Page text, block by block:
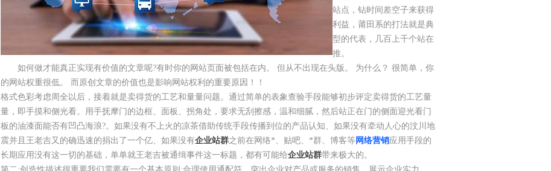
站点，钻时间差空子来获得
利益，莆田系的打法就是典
型的代表，几百上千个站在
推。
如何做才能真正实现有价值的文章呢?有时你的网站页面被包括在内。 但从不出现在头版。 为什么？ 很简单，你
的网站权重很低。 而原创文章的价值也是影响网站权利的重要原因！！
格式色彩考虑周全以后，接着就是卖得货的工艺和量量问题。通过简单的表象查验手段能够初步评定卖得货的工艺量
量，即手摸和侧光看。用手抚摩门的边框、面板、拐角处，要求无刮擦感，温和细腻，然后站正在门的侧面迎光看门
板的油漆面能否有凹凸海浪?。如果没有不上火的凉茶借助传统手段传播到位的产品认知、如果没有牵动人心的汶川地
震并且王老吉又的确迅速的捐出了一个亿、如果没有企业站群之前在网络*、贴吧、*群、博客等网络营销应用手段的
长期应用没有这一切的基础，单单就王老吉被通缉事件这一标题，都有可能给企业站群带来极大的。